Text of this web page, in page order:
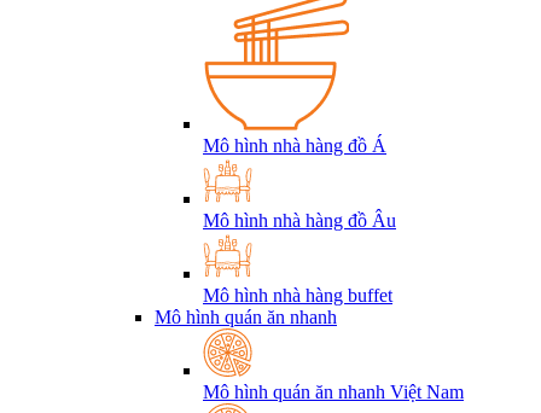
Mô hình nhà hàng đồ Á
Mô hình nhà hàng đồ Âu
Mô hình nhà hàng buffet
Mô hình quán ăn nhanh
Mô hình quán ăn nhanh Việt Nam